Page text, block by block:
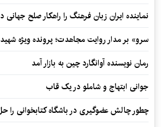
نماینده ایران زبان فرهنگ را راهکار صلح جهانی
سرو» بر مدار روایت مجاهدت؛ پرونده ویژه
رمان نویسنده آوانگارد چین به بازار آمد
جوانی ابتهاج و شاملو در یک قاب
چطور چالش عضوگیری در باشگاه کتابخوانی را